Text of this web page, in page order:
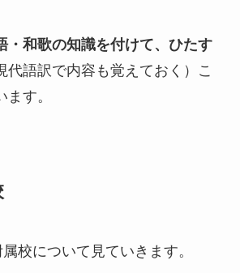
・和歌の知識を付けて、ひたす
代語訳で内容も覚えておく）こ
す。
校について見ていきます。